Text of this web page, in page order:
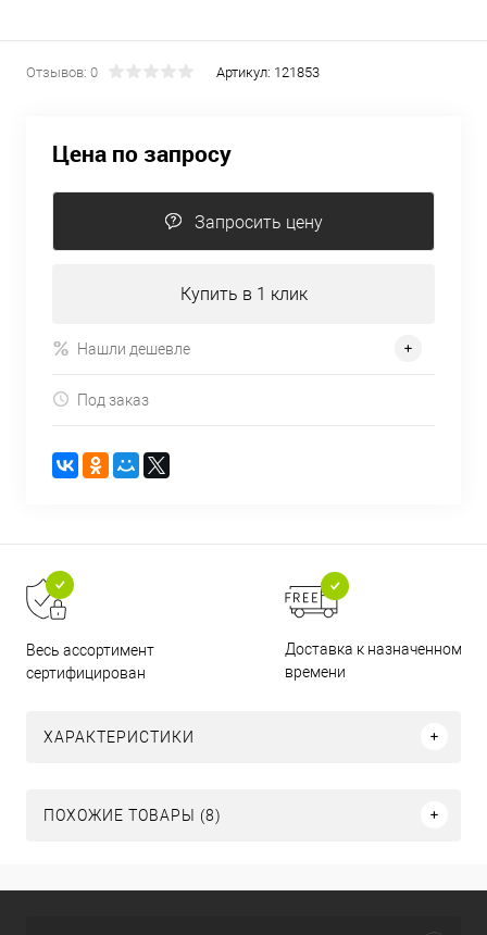
Отзывов: 0 Артикул: 121853
Цена по запросу
Запросить цену
Купить в 1 клик
Нашли дешевле
Под заказ
Весь ассортимент
сертифицирован
Доставка к назначенному
времени
ХАРАКТЕРИСТИКИ
ПОХОЖИЕ ТОВАРЫ (8)